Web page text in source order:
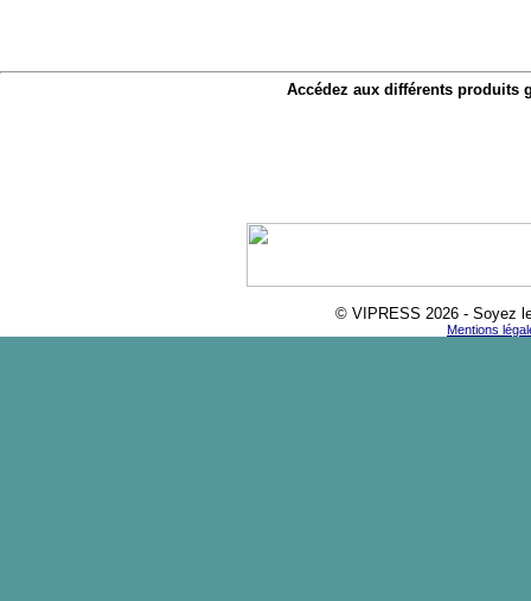
Accédez aux différents produits
© VIPRESS 2026 - Soyez
Mentions